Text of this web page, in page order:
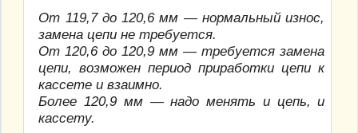
От 119,7 до 120,6 мм — нормальный износ,
замена цепи не требуется.
От 120,6 до 120,9 мм — требуется замена
цепи, возможен период приработки цепи к
кассете и взаимно.
Более 120,9 мм — надо менять и цепь, и
кассету.